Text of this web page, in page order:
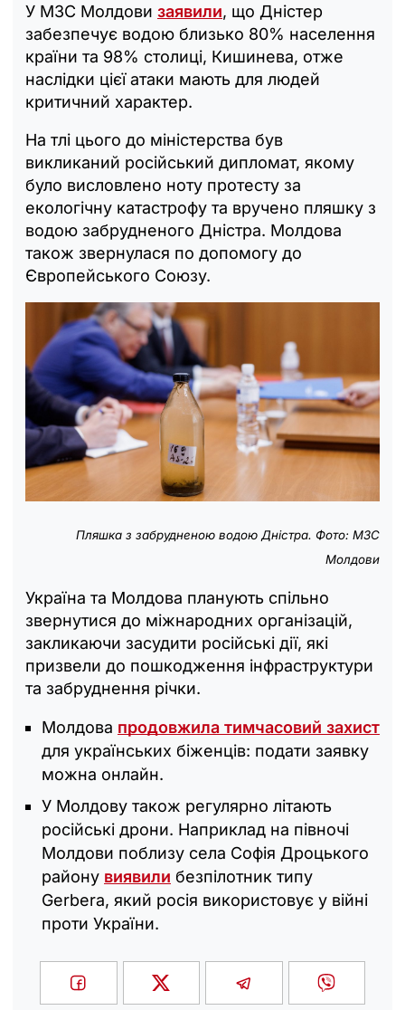
У МЗС Молдови заявили, що Дністер
забезпечує водою близько 80% населення
країни та 98% столиці, Кишинева, отже
наслідки цієї атаки мають для людей
критичний характер.
На тлі цього до міністерства був
викликаний російський дипломат, якому
було висловлено ноту протесту за
екологічну катастрофу та вручено пляшку з
водою забрудненого Дністра. Молдова
також звернулася по допомогу до
Європейського Союзу.
Пляшка з забрудненою водою Дністра. Фото: МЗС
Молдови
Україна та Молдова планують спільно
звернутися до міжнародних організацій,
закликаючи засудити російські дії, які
призвели до пошкодження інфраструктури
та забруднення річки.
Молдова продовжила тимчасовий захист
для українських біженців: подати заявку
можна онлайн.
У Молдову також регулярно літають
російські дрони. Наприклад на півночі
Молдови поблизу села Софія Дроцького
району виявили безпілотник типу
Gerbera, який росія використовує у війні
проти України.